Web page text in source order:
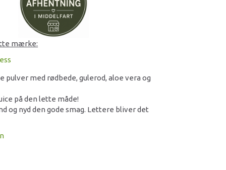
mærke:
pulver med rødbede, gulerod, aloe vera og
på den lette måde!
og nyd den gode smag. Lettere bliver det